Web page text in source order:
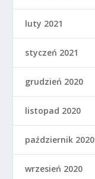
luty 2021
styczeń 2021
grudzień 2020
listopad 2020
październik 2020
wrzesień 2020